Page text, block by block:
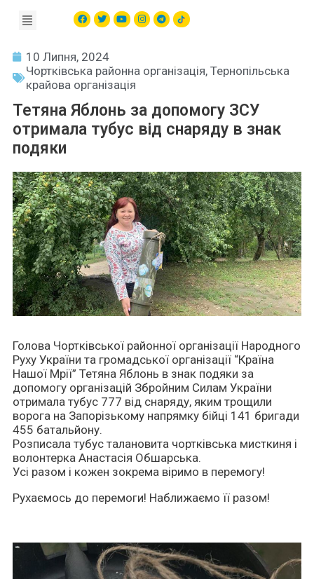
10 Липня, 2024
Чортківська районна організація, Тернопільська
крайова організація
Тетяна Яблонь за допомогу ЗСУ
отримала тубус від снаряду в знак
подяки
Голова Чортківської районної організації Народного
Руху України та громадської організації “Країна
Нашої Мрії” Тетяна Яблонь в знак подяки за
допомогу організацій Збройним Силам України
отримала тубус 777 від снаряду, яким трощили
ворога на Запорізькому напрямку бійці 141 бригади
455 батальйону.
Розписала тубус талановита чортківська мисткиня і
волонтерка Анастасія Обшарська.
Усі разом і кожен зокрема віримо в перемогу!
Рухаємось до перемоги! Наближаємо її разом!